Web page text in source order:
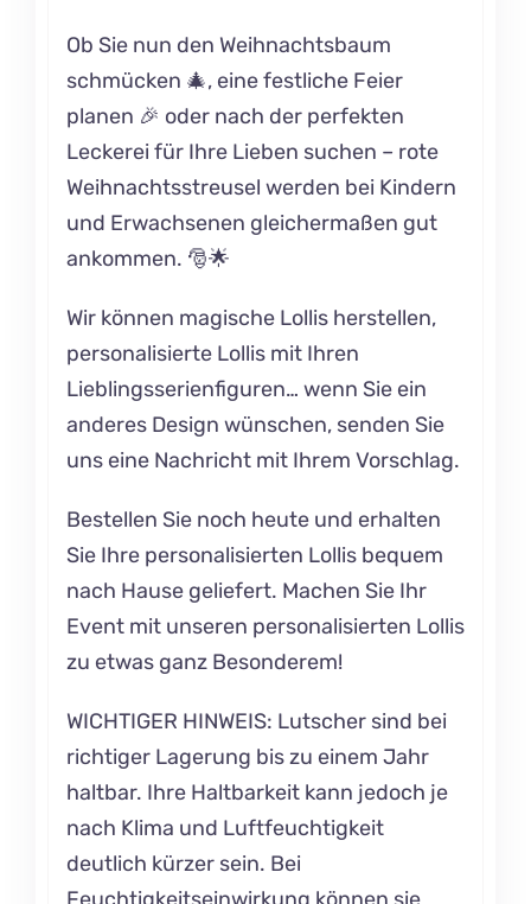
Ob Sie nun den Weihnachtsbaum
schmücken 🎄, eine festliche Feier
planen 🎉 oder nach der perfekten
Leckerei für Ihre Lieben suchen – rote
Weihnachtsstreusel werden bei Kindern
und Erwachsenen gleichermaßen gut
ankommen. 🎅🌟
Wir können magische Lollis herstellen,
personalisierte Lollis mit Ihren
Lieblingsserienfiguren… wenn Sie ein
anderes Design wünschen, senden Sie
uns eine Nachricht mit Ihrem Vorschlag.
Bestellen Sie noch heute und erhalten
Sie Ihre personalisierten Lollis bequem
nach Hause geliefert. Machen Sie Ihr
Event mit unseren personalisierten Lollis
zu etwas ganz Besonderem!
WICHTIGER HINWEIS: Lutscher sind bei
richtiger Lagerung bis zu einem Jahr
haltbar. Ihre Haltbarkeit kann jedoch je
nach Klima und Luftfeuchtigkeit
deutlich kürzer sein. Bei
Feuchtigkeitseinwirkung können sie